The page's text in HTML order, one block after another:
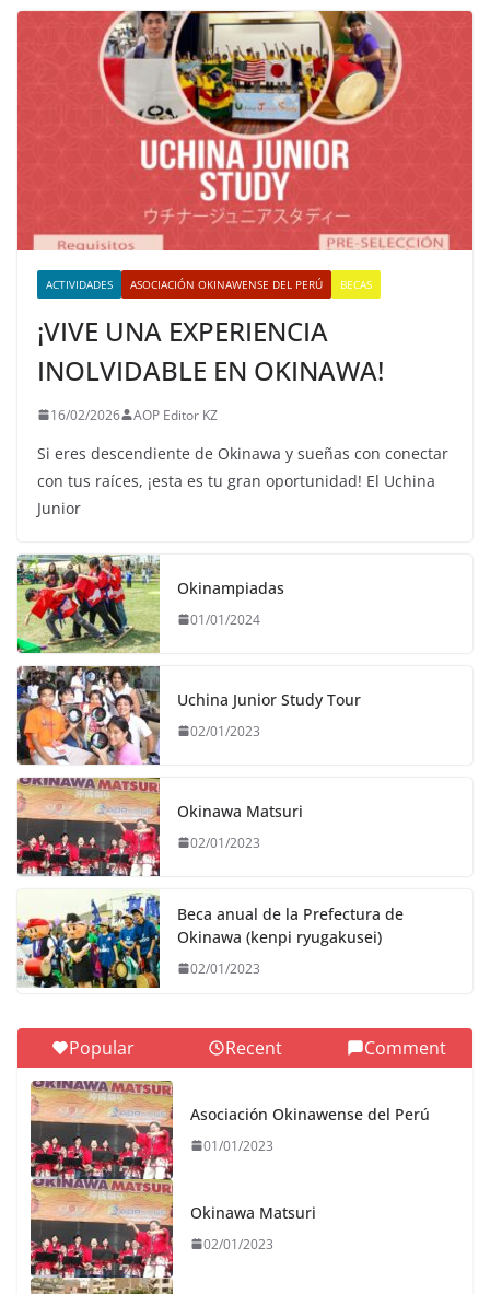
ACTIVIDADES ASOCIACIÓN OKINAWENSE DEL PERÚ BECAS
¡VIVE UNA EXPERIENCIA
INOLVIDABLE EN OKINAWA!
16/02/2026 AOP Editor KZ
Si eres descendiente de Okinawa y sueñas con conectar
con tus raíces, ¡esta es tu gran oportunidad! El Uchina
Junior
Okinampiadas
01/01/2024
Uchina Junior Study Tour
02/01/2023
Okinawa Matsuri
02/01/2023
Beca anual de la Prefectura de
Okinawa (kenpi ryugakusei)
02/01/2023
Popular Recent Comment
Asociación Okinawense del Perú
01/01/2023
Okinawa Matsuri
02/01/2023